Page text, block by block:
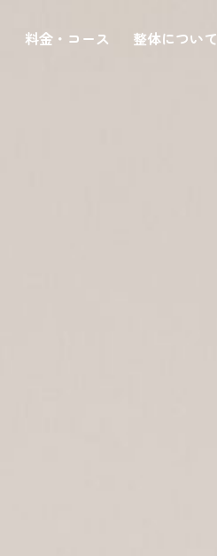
料金・コース 整体について